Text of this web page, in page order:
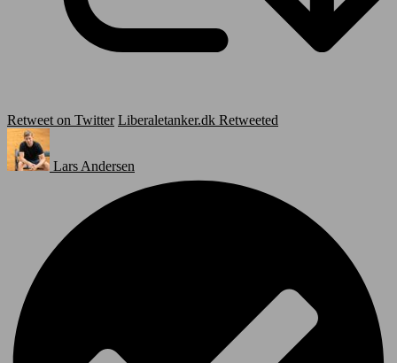
Retweet on Twitter Liberaletanker.dk Retweeted
Lars Andersen